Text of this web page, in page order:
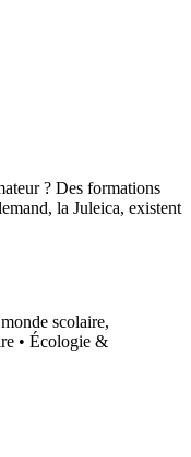
? Des formations
la Juleica, existent
scolaire,
• Écologie &